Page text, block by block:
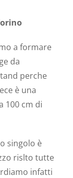
a formare
da
perche
è una
100 cm di
singolo è
rislto tutte
infatti